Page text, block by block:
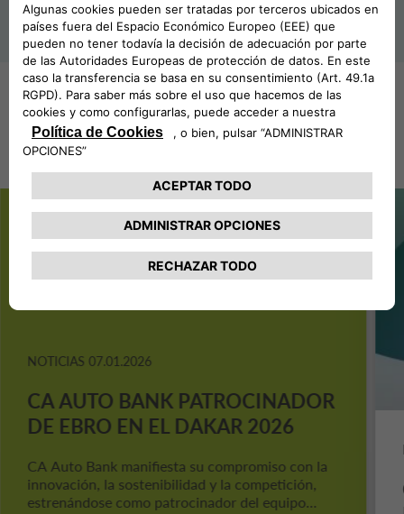
NOTICIAS
NOTICIAS 07.01.2026
CA AUTO BANK PATROCINADOR
DE EBRO EN EL DAKAR 2026
CA Auto Bank manifiesta su compromiso con la
innovación, la sostenibilidad y la competición,
estrenándose como patrocinador del equipo